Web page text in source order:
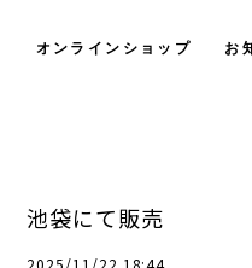
オンラインショップ お
池袋にて販売